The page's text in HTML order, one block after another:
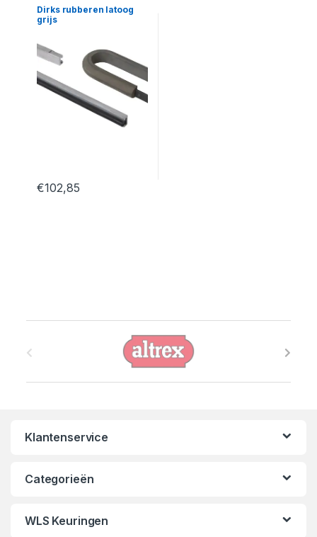
Dirks rubberen latoog
grijs
€102,85
Klantenservice
Categorieën
WLS Keuringen